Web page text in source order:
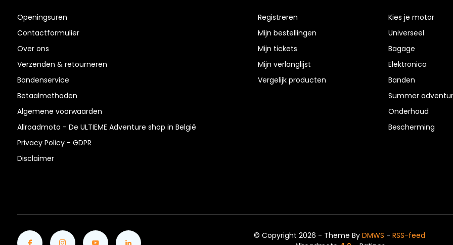
Openingsuren
Contactformulier
Over ons
Verzenden & retourneren
Bandenservice
Betaalmethoden
Algemene voorwaarden
Allroadmoto - De ULTIEME Adventure shop in België
Privacy Policy - GDPR
Disclaimer
Registreren
Mijn bestellingen
Mijn tickets
Mijn verlanglijst
Vergelijk producten
Kies je motor
Universeel
Bagage
Elektronica
Banden
Summer
Onderhoud
Bescherming
© Copyright 2026 - Theme ByDMWS -RSS-feed